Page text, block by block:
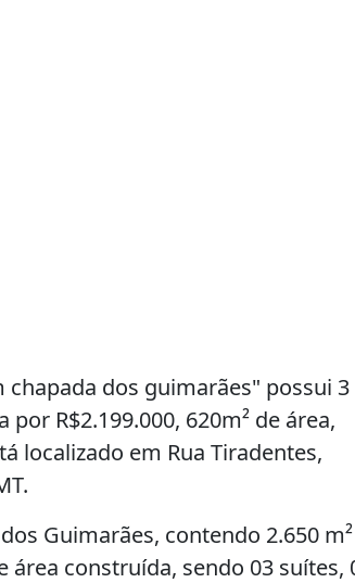
chapada dos guimarães" possui 3
R$2.199.000, 620m² de área,
localizado em Rua Tiradentes,
Guimarães, contendo 2.650
área construída, sendo 03 suítes,